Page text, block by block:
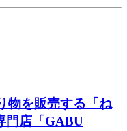
物を販売する「ね
門店「GABU